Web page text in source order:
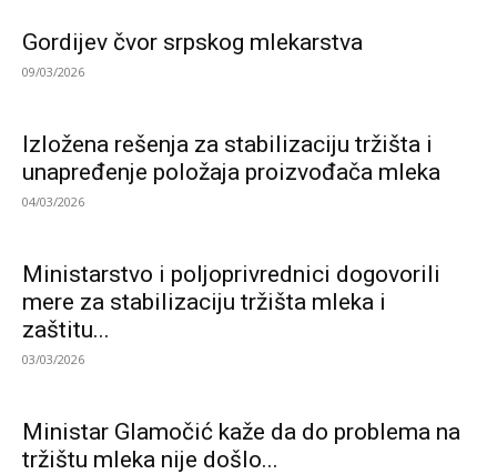
Gordijev čvor srpskog mlekarstva
09/03/2026
Izložena rešenja za stabilizaciju tržišta i
unapređenje položaja proizvođača mleka
04/03/2026
Ministarstvo i poljoprivrednici dogovorili
mere za stabilizaciju tržišta mleka i
zaštitu...
03/03/2026
Ministar Glamočić kaže da do problema na
tržištu mleka nije došlo...